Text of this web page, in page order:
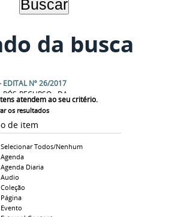
da busca
atendem ao seu critério.
os resultados
de item
Selecionar Todos/Nenhum
Agenda
Agenda Diaria
Audio
Coleção
Página
Evento
EDITAL Nº 26/2017
RECURSO - DA
A TUTOR
Nº 26/2017
RECURSO - DA
A TUTOR
2017
RECURSO - DA
A TUTOR